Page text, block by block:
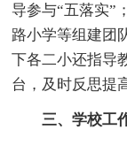
导参与“五落实”
路小学等组建团
下各二小还指导
台，及时反思提
三、学校工